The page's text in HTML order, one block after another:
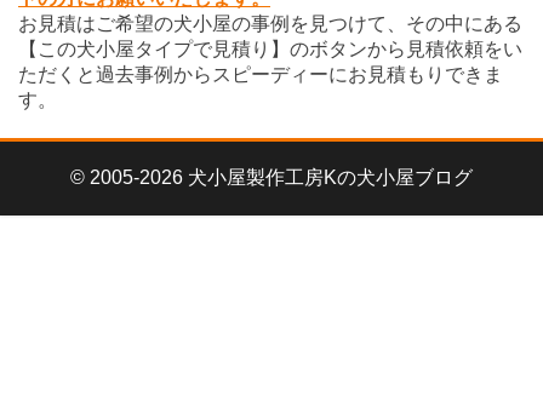
お見積はご希望の犬小屋の事例を見つけて、その中にある
【この犬小屋タイプで見積り】のボタンから見積依頼をい
ただくと過去事例からスピーディーにお見積もりできま
す。
© 2005-2026 犬小屋製作工房Kの犬小屋ブログ